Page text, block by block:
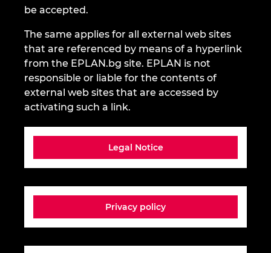
be accepted.
The same applies for all external web sites
that are referenced by means of a hyperlink
from the EPLAN.bg site. EPLAN is not
responsible or liable for the contents of
external web sites that are accessed by
activating such a link.
Legal Notice
Privacy policy
Ирландия
Испания
Италия
Канада
Китай
Китай Тайван
Колумбия
Литва